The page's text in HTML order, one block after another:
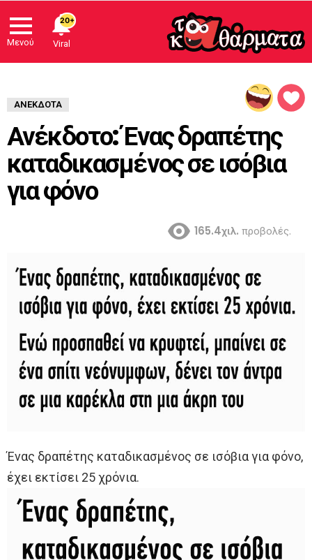
Μενού
ΑΝΈΚΔΟΤΑ
Ανέκδοτο: Ένας δραπέτης
καταδικασμένος σε ισόβια
για φόνο
165.4χιλ. προβολές.
Ένας δραπέτης καταδικασμένος σε ισόβια για φόνο,
έχει εκτίσει 25 χρόνια.
20+
Viral